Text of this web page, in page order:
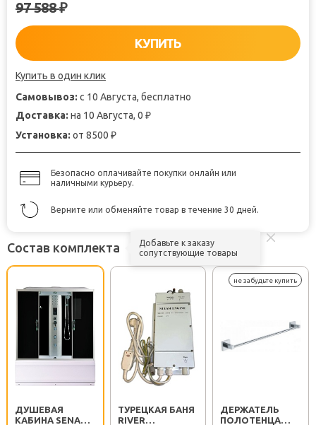
97 588₽
КУПИТЬ
Купить в один клик
Самовывоз: с 10 Августа, бесплатно
Доставка: на 10 Августа, 0 ₽
Установка: от 8500 ₽
Безопасно оплачивайте покупки онлайн или
наличными курьеру.
Верните или обменяйте товар в течение 30 дней.
Состав комплекта
Добавьте к заказу
сопутствующие товары
ДУШЕВАЯ
КАБИНА SENA
ТУРЕЦКАЯ БАНЯ
RIVER
ДЕРЖАТЕЛЬ
ПОЛОТЕНЦА